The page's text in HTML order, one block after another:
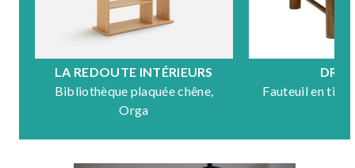
LA REDOUTE INTÉRIEURS
Bibliothèque plaquée chêne,
Orga
Fauteuil en